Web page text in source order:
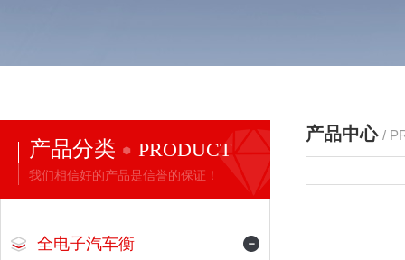
产品分类 PRODUCT
我们相信好的产品是信誉的保证！
全电子汽车衡
产品中心 /